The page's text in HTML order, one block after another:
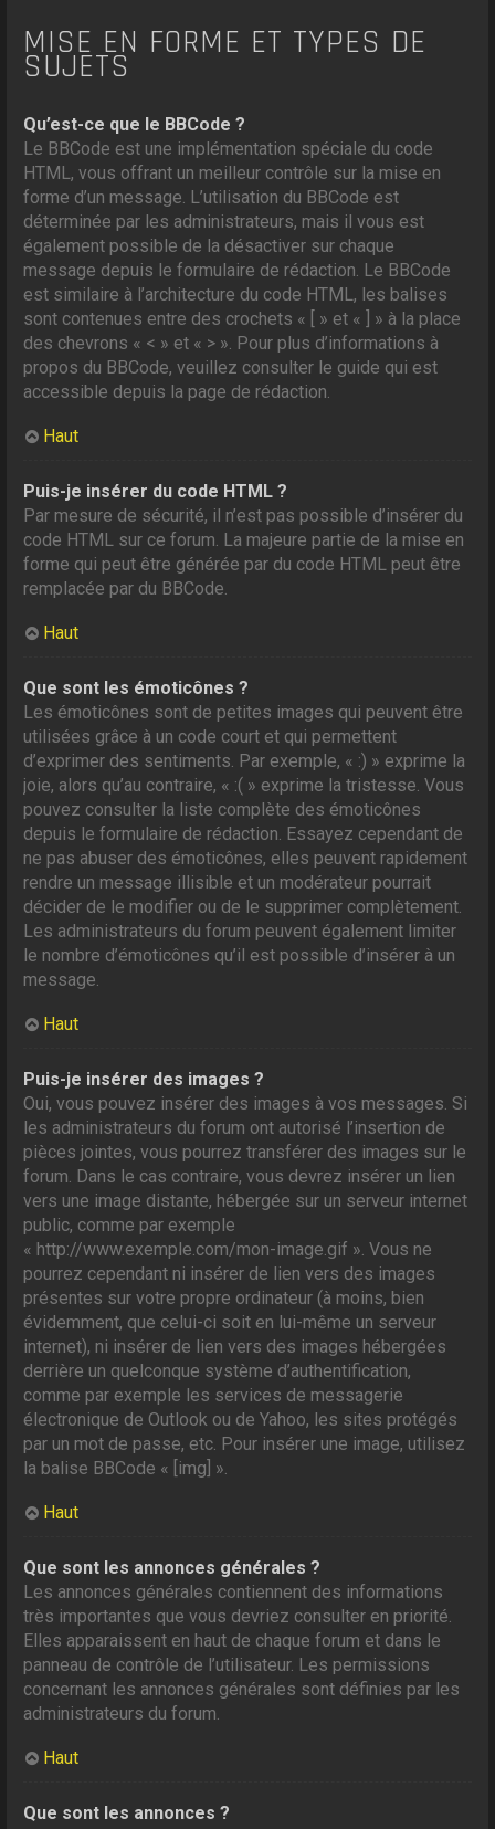
MISE EN FORME ET TYPES DE
SUJETS
Qu’est-ce que le BBCode ?
Le BBCode est une implémentation spéciale du code
HTML, vous offrant un meilleur contrôle sur la mise en
forme d’un message. L’utilisation du BBCode est
déterminée par les administrateurs, mais il vous est
également possible de la désactiver sur chaque
message depuis le formulaire de rédaction. Le BBCode
est similaire à l’architecture du code HTML, les balises
sont contenues entre des crochets « [ » et « ] » à la place
des chevrons « < » et « > ». Pour plus d’informations à
propos du BBCode, veuillez consulter le guide qui est
accessible depuis la page de rédaction.
Haut
Puis-je insérer du code HTML ?
Par mesure de sécurité, il n’est pas possible d’insérer du
code HTML sur ce forum. La majeure partie de la mise en
forme qui peut être générée par du code HTML peut être
remplacée par du BBCode.
Haut
Que sont les émoticônes ?
Les émoticônes sont de petites images qui peuvent être
utilisées grâce à un code court et qui permettent
d’exprimer des sentiments. Par exemple, « :) » exprime la
joie, alors qu’au contraire, « :( » exprime la tristesse. Vous
pouvez consulter la liste complète des émoticônes
depuis le formulaire de rédaction. Essayez cependant de
ne pas abuser des émoticônes, elles peuvent rapidement
rendre un message illisible et un modérateur pourrait
décider de le modifier ou de le supprimer complètement.
Les administrateurs du forum peuvent également limiter
le nombre d’émoticônes qu’il est possible d’insérer à un
message.
Haut
Puis-je insérer des images ?
Oui, vous pouvez insérer des images à vos messages. Si
les administrateurs du forum ont autorisé l’insertion de
pièces jointes, vous pourrez transférer des images sur le
forum. Dans le cas contraire, vous devrez insérer un lien
vers une image distante, hébergée sur un serveur internet
public, comme par exemple
« http://www.exemple.com/mon-image.gif ». Vous ne
pourrez cependant ni insérer de lien vers des images
présentes sur votre propre ordinateur (à moins, bien
évidemment, que celui-ci soit en lui-même un serveur
internet), ni insérer de lien vers des images hébergées
derrière un quelconque système d’authentification,
comme par exemple les services de messagerie
électronique de Outlook ou de Yahoo, les sites protégés
par un mot de passe, etc. Pour insérer une image, utilisez
la balise BBCode « [img] ».
Haut
Que sont les annonces générales ?
Les annonces générales contiennent des informations
très importantes que vous devriez consulter en priorité.
Elles apparaissent en haut de chaque forum et dans le
panneau de contrôle de l’utilisateur. Les permissions
concernant les annonces générales sont définies par les
administrateurs du forum.
Haut
Que sont les annonces ?